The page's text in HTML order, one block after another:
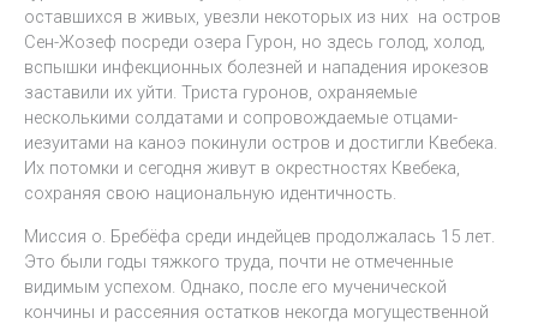
оставшихся в живых, увезли некоторых из них на остров
Сен-Жозеф посреди озера Гурон, но здесь голод, холод,
вспышки инфекционных болезней и нападения ирокезов
заставили их уйти. Триста гуронов, охраняемые
несколькими солдатами и сопровождаемые отцами-
иезуитами на каноэ покинули остров и достигли Квебека.
Их потомки и сегодня живут в окрестностях Квебека,
сохраняя свою национальную идентичность.
Миссия о. Бребёфа среди индейцев продолжалась 15 лет.
Это были годы тяжкого труда, почти не отмеченные
видимым успехом. Однако, после его мученической
кончины и рассеяния остатков некогда могущественной